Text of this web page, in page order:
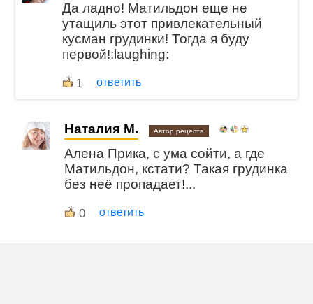
Да ладно! Матильдон еще не
утащиль этот привлекательный
кусман грудинки! Тогда я буду
первой!:laughing:
1 ответить
Наталия М. Автор рецепта
Алена Прика, с ума сойти, а где
Матильдон, кстати? Такая грудинка
без неё пропадает!...
0 ответить